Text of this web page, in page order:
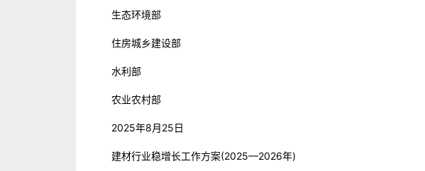
生态环境部
住房城乡建设部
水利部
农业农村部
2025年8月25日
建材行业稳增长工作方案(2025—2026年)